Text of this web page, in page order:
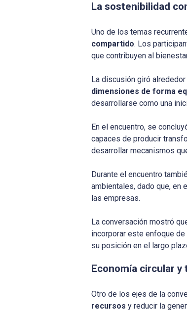
La sostenibilidad
Uno de los temas
compartido. Los
que contribuyen al
La discusión giró
dimensiones de forma
desarrollarse como una
En el encuentro, se
capaces de producir
desarrollar mecanismos
Durante el encuentro
ambientales, dado que, en
las empresas.
La conversación mostró
incorporar este enfoque
su posición en el largo
Economía circular
Otro de los ejes de la
recursos y reducir la